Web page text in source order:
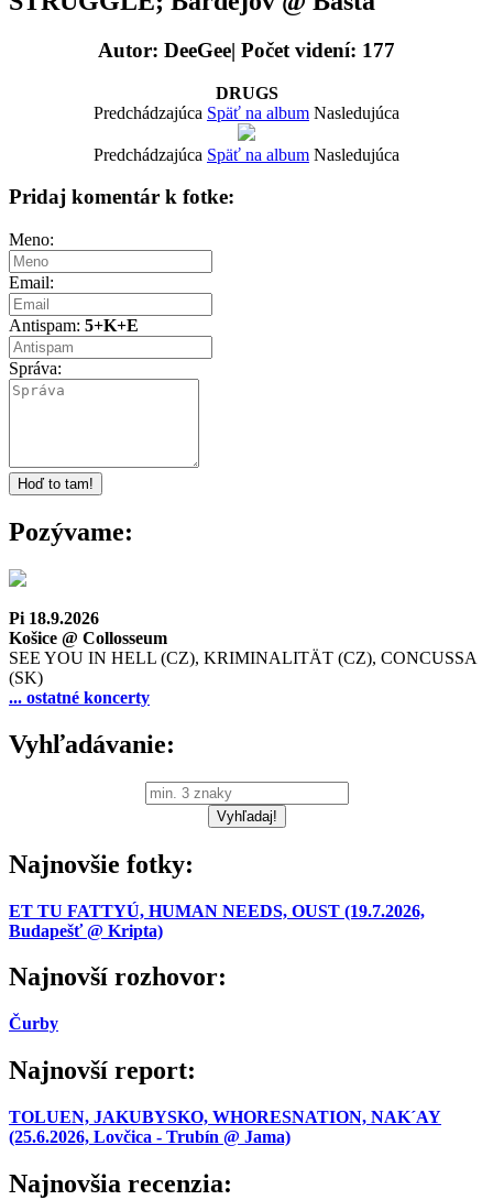
Autor: DeeGee| Počet videní: 177
DRUGS
Predchádzajúca Späť na album Nasledujúca
Predchádzajúca Späť na album Nasledujúca
Pridaj komentár k fotke:
Meno:
Email:
Antispam: 5+K+E
Správa:
Pozývame:
Pi 18.9.2026
Košice @ Collosseum
SEE YOU IN HELL (CZ), KRIMINALITÄT (CZ), CONCUSSA
(SK)
... ostatné koncerty
Vyhľadávanie:
Najnovšie fotky:
ET TU FATTYÚ, HUMAN NEEDS, OUST (19.7.2026,
Budapešť @ Kripta)
Najnovší rozhovor:
Čurby
Najnovší report:
TOLUEN, JAKUBYSKO, WHORESNATION, NAK´AY
(25.6.2026, Lovčica - Trubín @ Jama)
Najnovšia recenzia: